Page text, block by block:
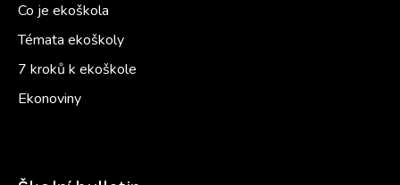
Co je ekoškola
Témata ekoškoly
7 kroků k ekoškole
Ekonoviny